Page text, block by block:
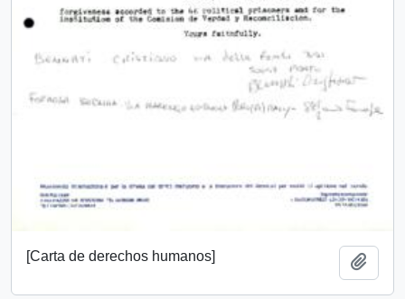
[Carta de derechos humanos]